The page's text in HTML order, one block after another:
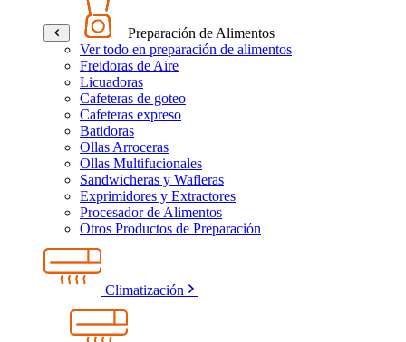
Preparación de Alimentos
Ver todo en preparación de alimentos
Freidoras de Aire
Licuadoras
Cafeteras de goteo
Cafeteras expreso
Batidoras
Ollas Arroceras
Ollas Multifucionales
Sandwicheras y Wafleras
Exprimidores y Extractores
Procesador de Alimentos
Otros Productos de Preparación
Climatización